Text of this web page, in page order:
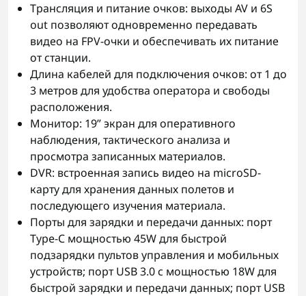
Трансляция и питание очков: выходы AV и 6S
out позволяют одновременно передавать
видео на FPV-очки и обеспечивать их питание
от станции.
Длина кабелей для подключения очков: от 1 до
3 метров для удобства оператора и свободы
расположения.
Монитор: 19” экран для оперативного
наблюдения, тактического анализа и
просмотра записанных материалов.
DVR: встроенная запись видео на microSD-
карту для хранения данных полетов и
последующего изучения материала.
Порты для зарядки и передачи данных: порт
Type-C мощностью 45W для быстрой
подзарядки пультов управления и мобильных
устройств; порт USB 3.0 с мощностью 18W для
быстрой зарядки и передачи данных; порт USB